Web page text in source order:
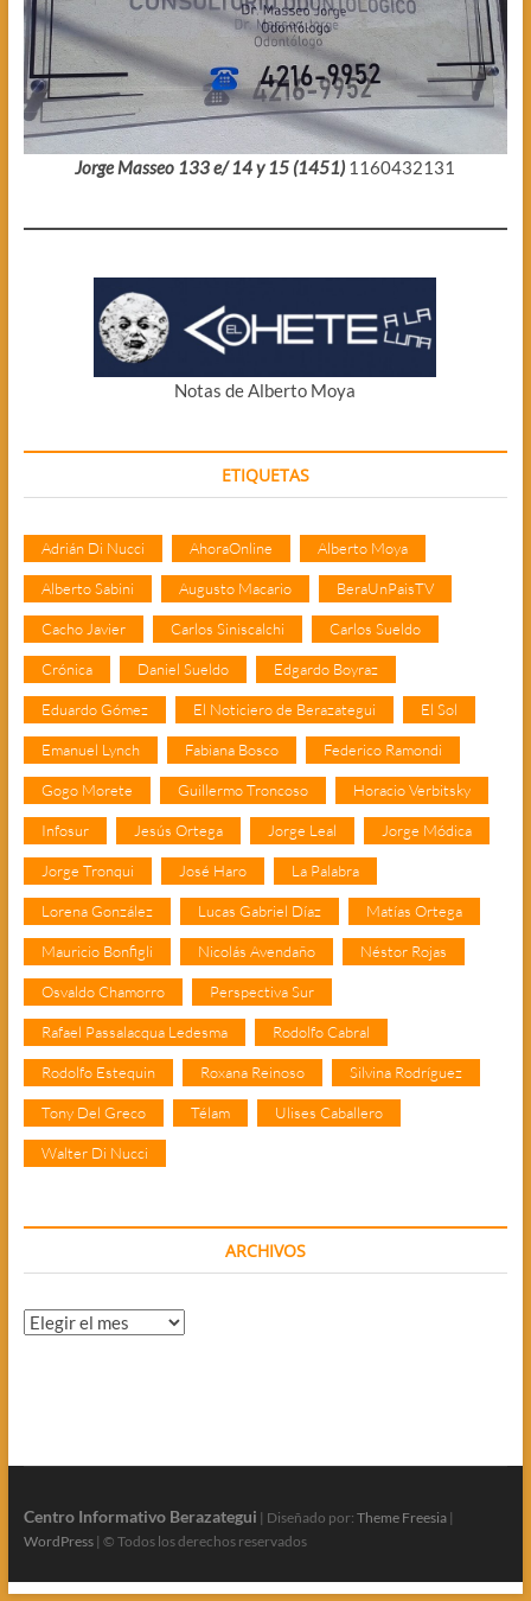
Jorge Masseo 133 e/ 14 y 15 (1451) 1160432131
Notas de Alberto Moya
ETIQUETAS
Adrián Di Nucci AhoraOnline Alberto Moya
Alberto Sabini Augusto Macario BeraUnPaisTV
Cacho Javier Carlos Siniscalchi Carlos Sueldo
Crónica Daniel Sueldo Edgardo Boyraz
Eduardo Gómez El Noticiero de Berazategui El Sol
Emanuel Lynch Fabiana Bosco Federico Ramondi
Gogo Morete Guillermo Troncoso Horacio Verbitsky
Infosur Jesús Ortega Jorge Leal Jorge Módica
Jorge Tronqui José Haro La Palabra
Lorena González Lucas Gabriel Díaz Matías Ortega
Mauricio Bonfigli Nicolás Avendaño Néstor Rojas
Osvaldo Chamorro Perspectiva Sur
Rafael Passalacqua Ledesma Rodolfo Cabral
Rodolfo Estequin Roxana Reinoso Silvina Rodríguez
Tony Del Greco Télam Ulises Caballero
Walter Di Nucci
ARCHIVOS
Archivos
Centro Informativo Berazategui | Diseñado por: Theme Freesia|
WordPress| © Todos los derechos reservados